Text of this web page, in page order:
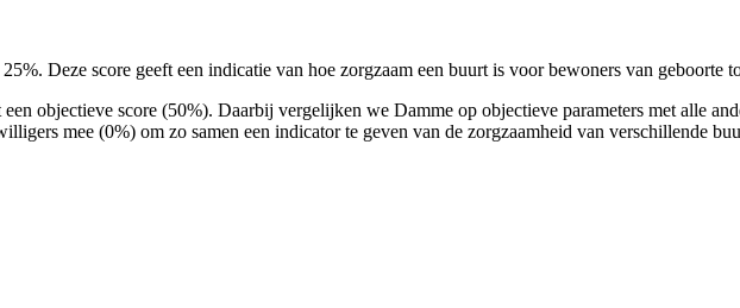
Deze score geeft een indicatie van hoe zorgzaam een buurt is voor bewoners van geboorte
objectieve score (50%). Daarbij vergelijken we Damme op objectieve parameters met alle
mee (0%) om zo samen een indicator te geven van de zorgzaamheid van verschillende